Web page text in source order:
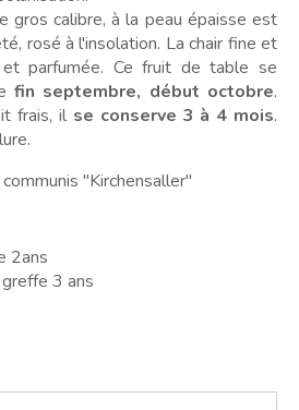
gros calibre, à la peau épaisse est
rosé à l'insolation. La chair fine et
parfumée. Ce fruit de table se
fin septembre, début octobre.
frais, il se conserve 3 à 4 mois.
"Kirchensaller"
2ans
3 ans